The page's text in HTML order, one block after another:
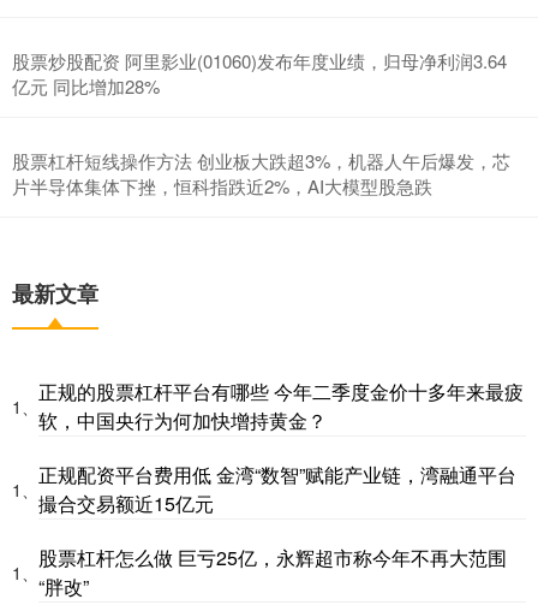
股票炒股配资 阿里影业(01060)发布年度业绩，归母净利润3.64
亿元 同比增加28%
股票杠杆短线操作方法 创业板大跌超3%，机器人午后爆发，芯
片半导体集体下挫，恒科指跌近2%，AI大模型股急跌
最新文章
1、
正规的股票杠杆平台有哪些 今年二季度金价十多年来最疲
软，中国央行为何加快增持黄金？
1、
正规配资平台费用低 金湾“数智”赋能产业链，湾融通平台
撮合交易额近15亿元
1、
股票杠杆怎么做 巨亏25亿，永辉超市称今年不再大范围
“胖改”